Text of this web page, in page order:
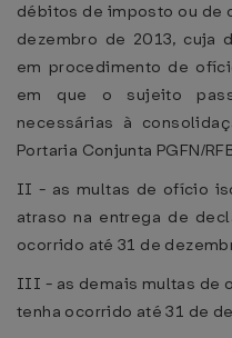
débitos de imposto ou de
dezembro de 2013, cuja
em procedimento de
em que o sujeito
necessárias à
Portaria Conjunta PGFN/
II - as multas de ofício
atraso na entrega de
ocorrido até 31 de
III - as demais multas de
tenha ocorrido até 31 de